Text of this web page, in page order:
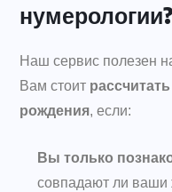
нумерологии?
Наш сервис полезен
Вам стоит
рождения, если:
Вы только
совпадают ли ваши